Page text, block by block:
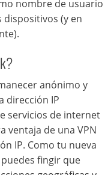
nombre de usuario
(y en
anónimo y
dirección IP
servicios de internet
ventaja de una VPN
IP. Como tu nueva
fingir que